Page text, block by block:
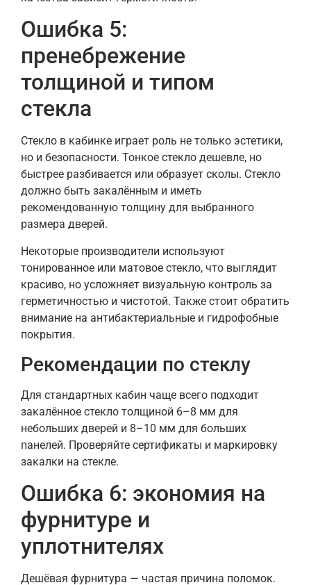
Ошибка 5:
пренебрежение
толщиной и типом
стекла
Стекло в кабинке играет роль не только эстетики,
но и безопасности. Тонкое стекло дешевле, но
быстрее разбивается или образует сколы. Стекло
должно быть закалённым и иметь
рекомендованную толщину для выбранного
размера дверей.
Некоторые производители используют
тонированное или матовое стекло, что выглядит
красиво, но усложняет визуальную контроль за
герметичностью и чистотой. Также стоит обратить
внимание на антибактериальные и гидрофобные
покрытия.
Рекомендации по стеклу
Для стандартных кабин чаще всего подходит
закалённое стекло толщиной 6–8 мм для
небольших дверей и 8–10 мм для больших
панелей. Проверяйте сертификаты и маркировку
закалки на стекле.
Ошибка 6: экономия на
фурнитуре и
уплотнителях
Дешёвая фурнитура — частая причина поломок.